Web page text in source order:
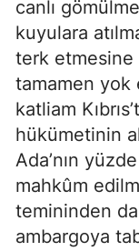
canlı
kuyulara
terk etmesine
tamamen yok
katliam
hükümetinin
Ada’nın
mahkûm
temininden
ambargoya